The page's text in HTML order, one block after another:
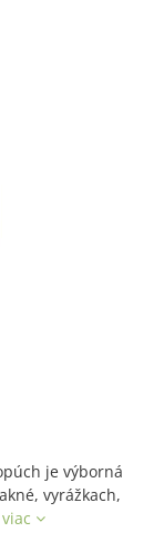
je výborná
vyrážkach,